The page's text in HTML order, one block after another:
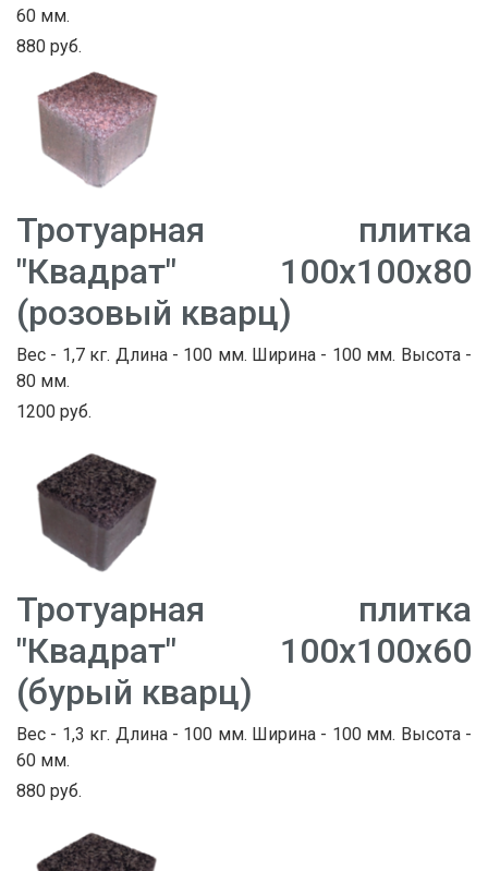
60 мм.
880 руб.
Тротуарная плитка
"Квадрат" 100х100х80
(розовый кварц)
Вес - 1,7 кг. Длина - 100 мм. Ширина - 100 мм. Высота -
80 мм.
1200 руб.
Тротуарная плитка
"Квадрат" 100х100х60
(бурый кварц)
Вес - 1,3 кг. Длина - 100 мм. Ширина - 100 мм. Высота -
60 мм.
880 руб.